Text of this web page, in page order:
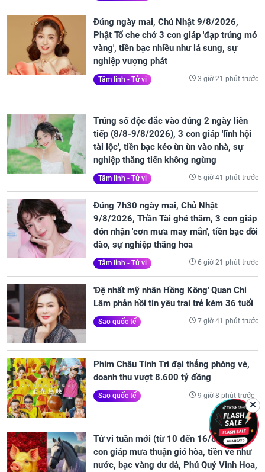
Đúng ngày mai, Chủ Nhật 9/8/2026,
Phật Tổ che chở 3 con giáp 'đạp trúng mỏ
vàng', tiền bạc nhiều như lá sung, sự
nghiệp vượng phát
Tâm linh - Tử vi 3 giờ 21 phút trước
Trúng số độc đắc vào đúng 2 ngày liên
tiếp (8/8-9/8/2026), 3 con giáp 'lĩnh hội
tài lộc', tiền bạc kéo ùn ùn vào nhà, sự
nghiệp thăng tiến không ngừng
Tâm linh - Tử vi 5 giờ 41 phút trước
Đúng 7h30 ngày mai, Chủ Nhật
9/8/2026, Thần Tài ghé thăm, 3 con giáp
đón nhận 'cơn mưa may mắn', tiền bạc dồi
dào, sự nghiệp thăng hoa
Tâm linh - Tử vi 6 giờ 21 phút trước
'Đệ nhất mỹ nhân Hồng Kông' Quan Chi
Lâm phản hồi tin yêu trai trẻ kém 36 tuổi
Sao quốc tế 7 giờ 41 phút trước
Phim Châu Tinh Trì đại thắng phòng vé,
doanh thu vượt 8.600 tỷ đồng
Sao quốc tế 9 giờ 8 phút trước
Tử vi tuần mới (từ 10 đến 16/8/2026), 3
con giáp mưa thuận gió hòa, tiền về như
nước, bạc vàng dư dả, Phú Quý Vinh Hoa,
✕